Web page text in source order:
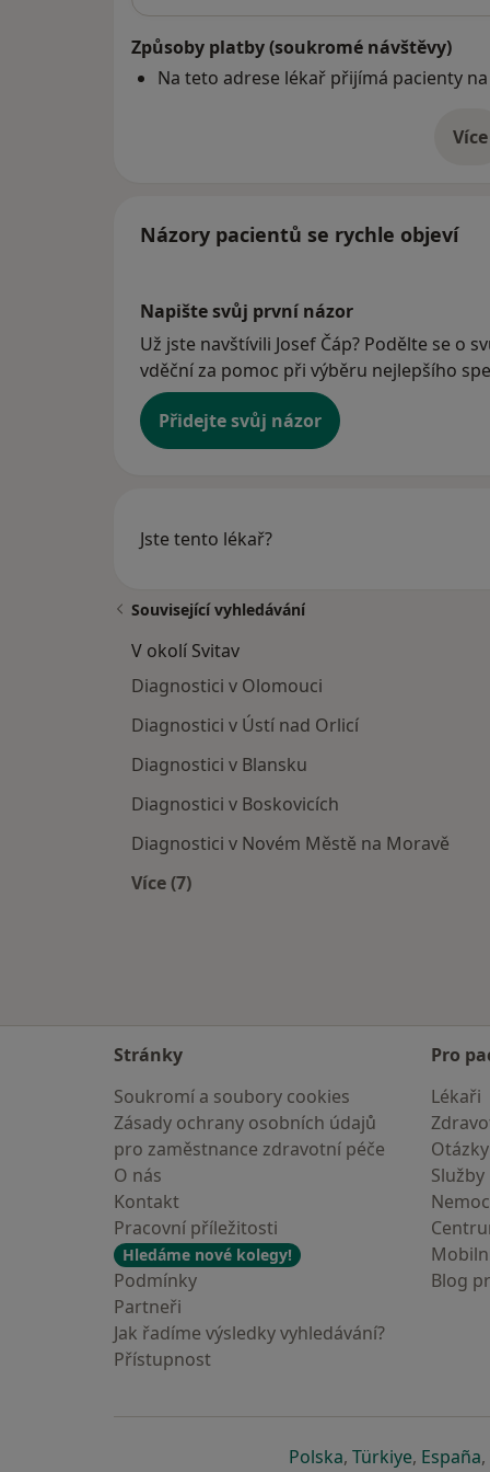
Způsoby platby (soukromé návštěvy)
Na teto adrese lékař přijímá pacienty
Více
o
Názory pacientů se rychle objeví
Napište svůj první názor
Už jste navštívili Josef Čáp? Podělte se o
vděční za pomoc při výběru nejlepšího
Přidejte svůj názor
Jste tento lékař?
Související vyhledávání
V okolí Svitav
Diagnostici v Olomouci
Diagnostici v Ústí nad Orlicí
Diagnostici v Blansku
Diagnostici v Boskovicích
Diagnostici v Novém Městě na Moravě
Více (7)
Stránky
Soukromí a soubory cookies
Zásady ochrany osobních údajů
pro zaměstnance zdravotní péče
O nás
Kontakt
Pracovní příležitosti
Hledáme nové kolegy!
Podmínky
Partneři
Jak řadíme výsledky vyhledávání?
Přístupnost
Pro
Lékaři
Služby
Blog
Polskase otevře v nové
, Türkiyese
, España,